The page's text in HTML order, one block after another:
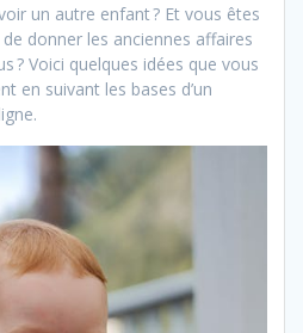
un autre enfant ? Et vous êtes
donner les anciennes affaires
? Voici quelques idées que vous
en suivant les bases d’un